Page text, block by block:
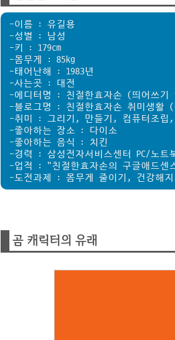
-이름 : 유길용
-성별 : 남성
-키 : 179cm
-몸무게 : 85kg
-태어난해 : 1983년
-사는곳 : 대전
-에디터명 : 친절한효자손 (띄어쓰기
-블로그명 : 친절한효자손 취미생활 (
-취미 : 그리기, 만들기, 컴퓨터조립
-좋아하는 장소 : 다이소
-좋아하는 음식 : 치킨
-경력 : 삼성전자서비스센터 PC/노트
-업적 : "친절한효자손의 구글애드센
-도전과제 : 몸무게 줄이기, 건강해
곰 캐릭터의 유래